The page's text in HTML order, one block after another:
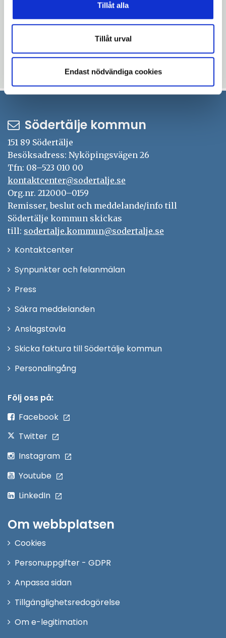
Tillåt alla
Tillåt urval
Endast nödvändiga cookies
Södertälje fortsätter att
bygga stadsnät
72 73 74 75 76 77(Aktuell)
Södertälje kommun
151 89 Södertälje
Besöksadress: Nyköpingsvägen 26
Tfn: 08–523 010 00
kontaktcenter@sodertalje.se
Org.nr. 212000–0159
Remisser, beslut och meddelande/info till
Södertälje kommun skickas
till: sodertalje.kommun@sodertalje.se
KontaktcenterÖppna
Synpunkter och felanmälan
Press
fönster
Säkra meddelanden
Anslagstavla
Skicka faktura till Södertälje kommun
PersonalingångÖppna
Följ oss på:
Facebook
Twitter
Instagram
Youtube
LinkedIn
Om webbplatsen
Cookies
Personuppgifter - GDPR
Anpassa sidan
Tillgänglighetsredogörelse
Om e-legitimation